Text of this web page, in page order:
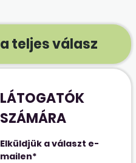
teljes válasz
LÁTOGATÓK
SZÁMÁRA
Elküldjük a választ e-
mailen*